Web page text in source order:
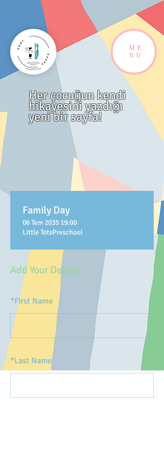
Her çocuğun kendi
hikayesini yazdığı
yeni bir sayfa!
ME
NU
Add Your Details
*First Name
*Last Name
Family Day
06 Tem 2035 19:00
Little TotsPreschool